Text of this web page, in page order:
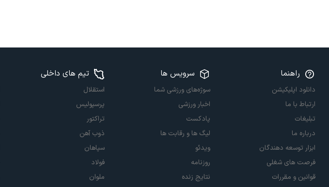
راهنما
دانلود اپلیکیشن
ارتباط با ما
تبلیغات
درباره ما
ابزار توسعه دهندگان
فرصت های شغلی
قوانین و مقررات
سرویس ها
سوژه‌های ورزشی شما
اخبار ورزشی
پادکست
لیگ ها و رقابت ها
ویدئو
روزنامه
نتایج زنده
تیم های داخلی
استقلال
پرسپولیس
تراکتور
ذوب آهن
سپاهان
فولاد
ملوان